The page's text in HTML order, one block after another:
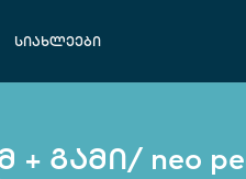
სიახლეები
გამი/ neo